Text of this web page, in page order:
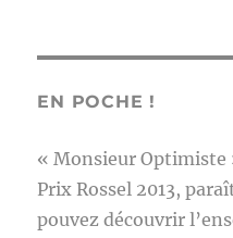
EN POCHE !
« Monsieur Optimiste
Prix Rossel 2013,
pouvez découvrir